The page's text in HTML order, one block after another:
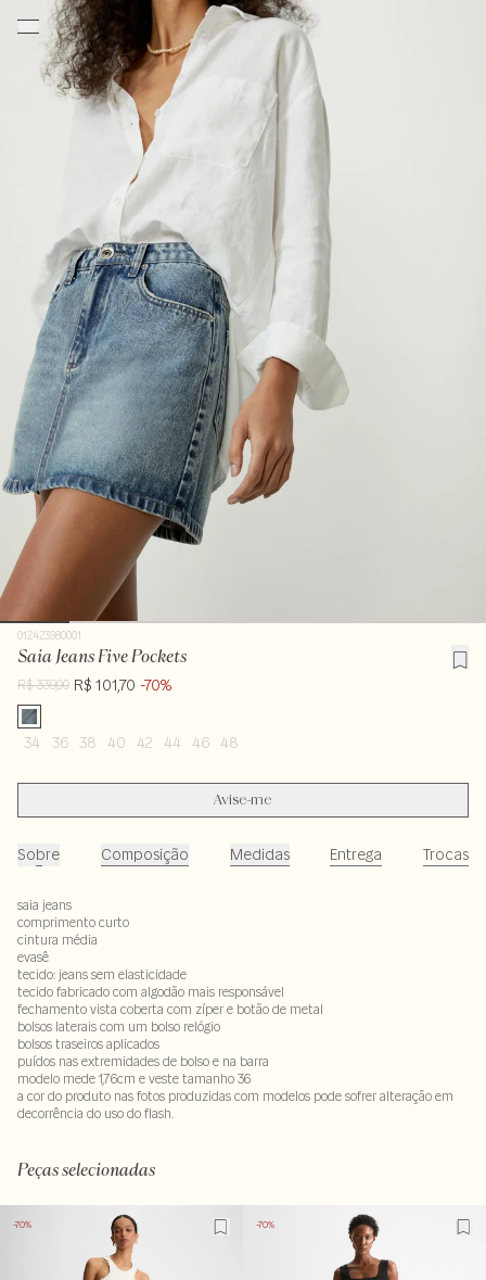
012423980001
Saia Jeans Five Pockets
R$ 339,00 R$ 101,70 -70%
34 36 38 40 42 44 46 48
Avise-me
Sobre Composição Medidas Entrega Trocas
saia jeans
comprimento curto
cintura média
evasê
tecido: jeans sem elasticidade
tecido fabricado com algodão mais responsável
fechamento vista coberta com zíper e botão de metal
bolsos laterais com um bolso relógio
bolsos traseiros aplicados
puídos nas extremidades de bolso e na barra
modelo mede 1,76cm e veste tamanho 36
a cor do produto nas fotos produzidas com modelos pode sofrer alteração em
decorrência do uso do flash.
Peças selecionadas
-70% -70%